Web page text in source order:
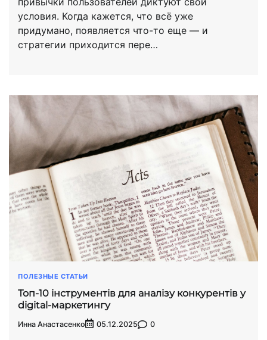
условия. Когда кажется, что всё уже
придумано, появляется что-то еще — и
стратегии приходится пере…
ПОЛЕЗНЫЕ СТАТЬИ
Топ-10 інструментів для аналізу конкурентів у
digital-маркетингу
Инна Анастасенко 05.12.2025 0